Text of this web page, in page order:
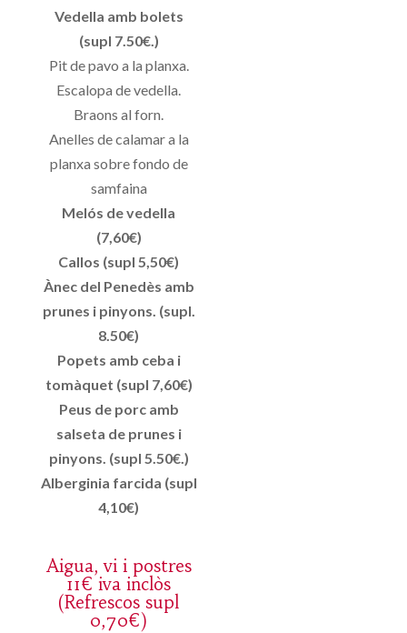
Vedella amb bolets
(supl 7.50€.)
Pit de pavo a la planxa.
Escalopa de vedella.
Braons al forn.
Anelles de calamar a la
planxa sobre fondo de
samfaina
Melós de vedella
(7,60€)
Callos (supl 5,50€)
Ànec del Penedès amb
prunes i pinyons. (supl.
8.50€)
Popets amb ceba i
tomàquet (supl 7,60€)
Peus de porc amb
salseta de prunes i
pinyons. (supl 5.50€.)
Alberginia farcida (supl
4,10€)
Aigua, vi i postres
11€ iva inclòs
(Refrescos supl
0,70€)